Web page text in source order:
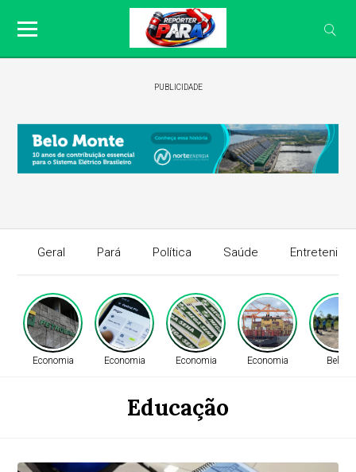
PUBLICIDADE
Geral Pará Política Saúde
Economia Economia Economia Economia Belém
Educação